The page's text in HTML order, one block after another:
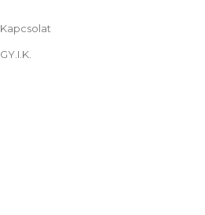
Kapcsolat
GY.I.K.